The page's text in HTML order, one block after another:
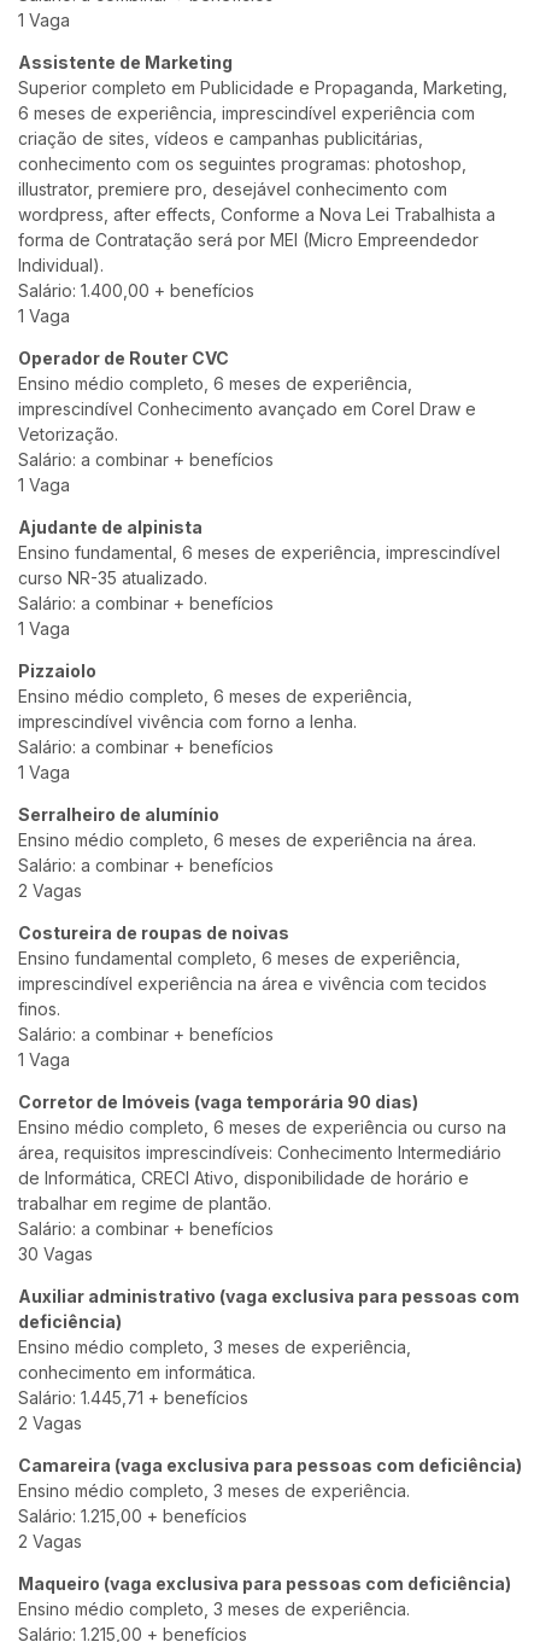
1 Vaga
Assistente de Marketing
Superior completo em Publicidade e Propaganda, Marketing,
6 meses de experiência, imprescindível experiência com
criação de sites, vídeos e campanhas publicitárias,
conhecimento com os seguintes programas: photoshop,
illustrator, premiere pro, desejável conhecimento com
wordpress, after effects, Conforme a Nova Lei Trabalhista a
forma de Contratação será por MEI (Micro Empreendedor
Individual).
Salário: 1.400,00 + benefícios
1 Vaga
Operador de Router CVC
Ensino médio completo, 6 meses de experiência,
imprescindível Conhecimento avançado em Corel Draw e
Vetorização.
Salário: a combinar + benefícios
1 Vaga
Ajudante de alpinista
Ensino fundamental, 6 meses de experiência, imprescindível
curso NR-35 atualizado.
Salário: a combinar + benefícios
1 Vaga
Pizzaiolo
Ensino médio completo, 6 meses de experiência,
imprescindível vivência com forno a lenha.
Salário: a combinar + benefícios
1 Vaga
Serralheiro de alumínio
Ensino médio completo, 6 meses de experiência na área.
Salário: a combinar + benefícios
2 Vagas
Costureira de roupas de noivas
Ensino fundamental completo, 6 meses de experiência,
imprescindível experiência na área e vivência com tecidos
finos.
Salário: a combinar + benefícios
1 Vaga
Corretor de Imóveis (vaga temporária 90 dias)
Ensino médio completo, 6 meses de experiência ou curso na
área, requisitos imprescindíveis: Conhecimento Intermediário
de Informática, CRECI Ativo, disponibilidade de horário e
trabalhar em regime de plantão.
Salário: a combinar + benefícios
30 Vagas
Auxiliar administrativo (vaga exclusiva para pessoas com
deficiência)
Ensino médio completo, 3 meses de experiência,
conhecimento em informática.
Salário: 1.445,71 + benefícios
2 Vagas
Camareira (vaga exclusiva para pessoas com deficiência)
Ensino médio completo, 3 meses de experiência.
Salário: 1.215,00 + benefícios
2 Vagas
Maqueiro (vaga exclusiva para pessoas com deficiência)
Ensino médio completo, 3 meses de experiência.
Salário: 1.215,00 + benefícios